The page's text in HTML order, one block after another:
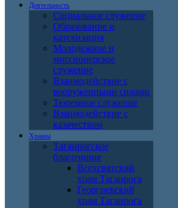
Деятельность
Социальное служение
Образование и
катехизация
Молодежное и
миссионерское
служение
Взаимодействие с
вооруженными силами
Тюремное служение
Взаимодействие с
казачеством
Храмы
Таганрогское
благочиние
Всехсвятский
храм Таганрога
Георгиевский
храм Таганрога